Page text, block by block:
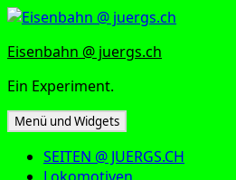
Zum
springen
Eisenbahn @ juergs.ch
Ein Experiment.
Menü und Widgets
SEITEN @ JUERGS.CH